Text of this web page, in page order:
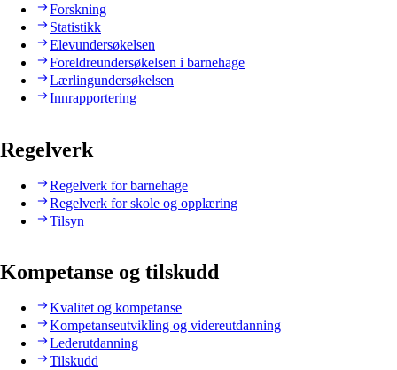
Forskning
Statistikk
Elevundersøkelsen
Foreldreundersøkelsen i barnehage
Lærlingundersøkelsen
Innrapportering
Regelverk
Regelverk for barnehage
Regelverk for skole og opplæring
Tilsyn
Kompetanse og tilskudd
Kvalitet og kompetanse
Kompetanseutvikling og videreutdanning
Lederutdanning
Tilskudd